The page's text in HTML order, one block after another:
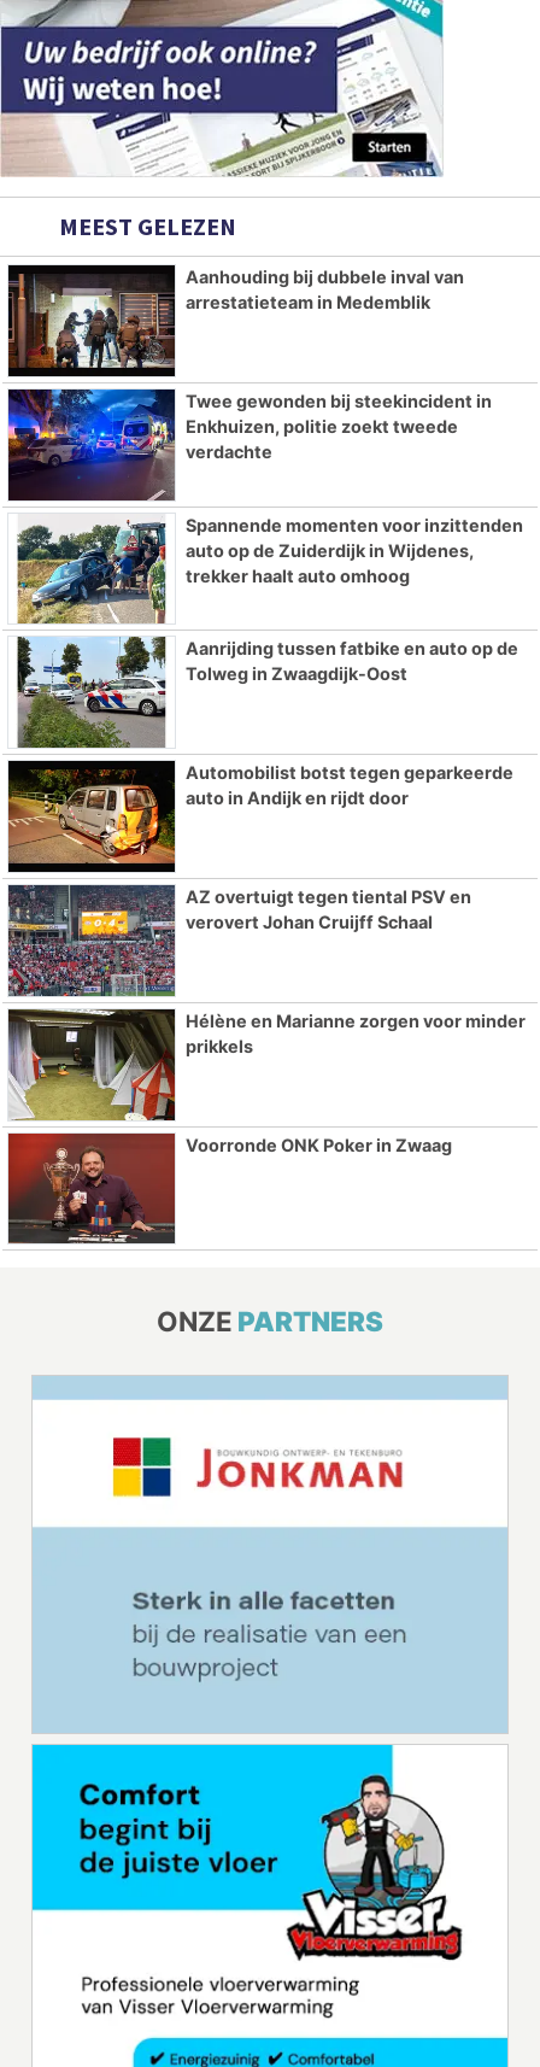
MEEST GELEZEN
Aanhouding bij dubbele inval van
arrestatieteam in Medemblik
Twee gewonden bij steekincident in
Enkhuizen, politie zoekt tweede
verdachte
Spannende momenten voor inzittenden
auto op de Zuiderdijk in Wijdenes,
trekker haalt auto omhoog
Aanrijding tussen fatbike en auto op de
Tolweg in Zwaagdijk-Oost
Automobilist botst tegen geparkeerde
auto in Andijk en rijdt door
AZ overtuigt tegen tiental PSV en
verovert Johan Cruijff Schaal
Hélène en Marianne zorgen voor minder
prikkels
Voorronde ONK Poker in Zwaag
ONZE PARTNERS